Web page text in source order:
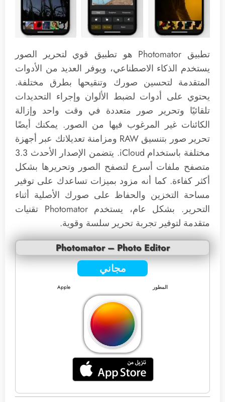
تطبيق Photomator هو تطبيق قوي لتحرير الصور
يستخدم الذكاء الاصطناعي، ويوفر العديد من الأدوات
المتقدمة لتحسين صورك وتنقيحها بطرق مختلفة.
يحتوي على أدوات لضبط الألوان وإجراء التحديدات
تلقائيًا وتحرير صور متعددة في وقت واحد وإزالة
الكائنات غير المرغوب فيها من الصور. يمكنك أيضًا
تحرير صور بتنسيق RAW ومزامنة تعديلاتك عبر أجهزة
مختلفة باستخدام iCloud. يتضمن الإصدار الأحدث 3.3
متصفح ملفات أسرع لتصفح الصور وتحريرها بشكل
أكثر كفاءة. كما أنه مزود بميزات تساعدك على توفير
مساحة التخزين والحفاظ على صورك الأصلية أثناء
التحرير. بشكل عام، يستخدم Photomator تقنيات
متقدمة لتوفير تجربة تحرير سلسة وقوية.
Photomator – Photo Editor
مجاني
المطور Apple